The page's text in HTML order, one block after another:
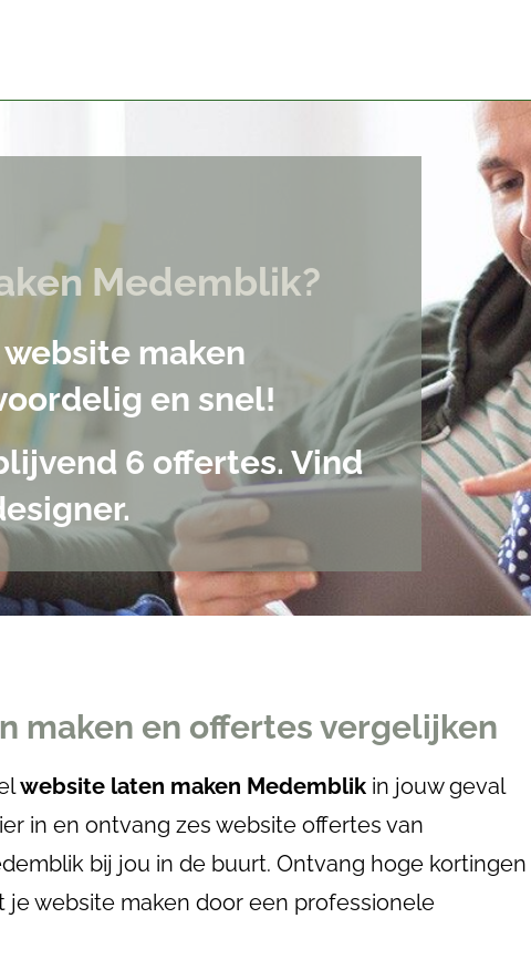
Medemblik?
maken
en snel!
6 offertes. Vind
maken en offertes vergelijken
website laten maken Medemblik in jouw geval
in en ontvang zes website offertes van
bij jou in de buurt. Ontvang hoge kortingen
je website maken door een professionele